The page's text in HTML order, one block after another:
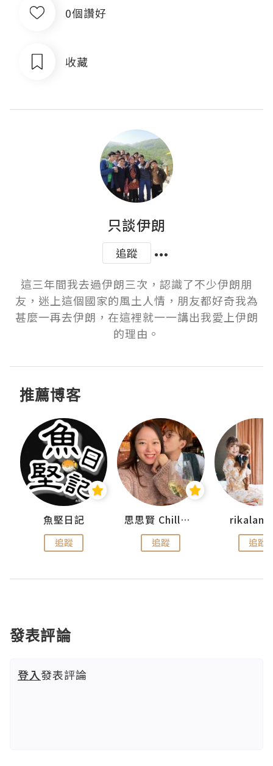
0個讚好
收藏
只談伊朗
追蹤
這三年間我去過伊朗三次，認識了不少伊朗朋
友，迷上這個國家的風土人情，朋友都好奇我為
甚麼一再去伊朗，在這裡就一一講出我愛上伊朗
的理由。
推薦博客
魚堅日記
追蹤
思思賢 ChillMyBabe
追蹤 追蹤
發表評論
登入發表評論